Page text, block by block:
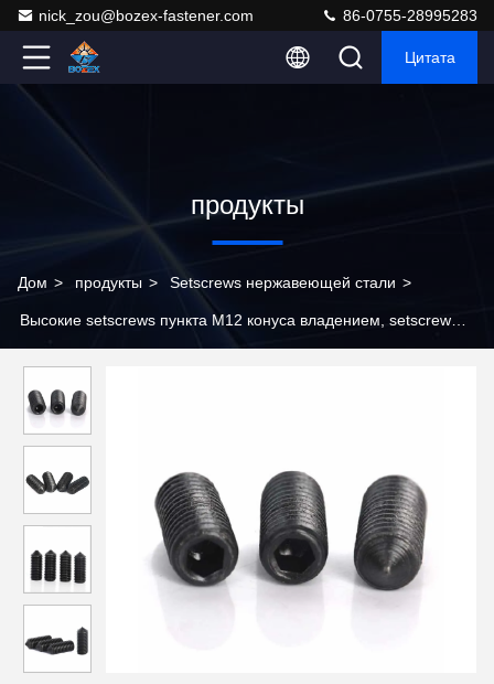
nick_zou@bozex-fastener.com 86-0755-28995283
Цитата
продукты
Дом > продукты > Setscrews нержавеющей стали >
Высокие setscrews пункта M12 конуса владением, setscrew